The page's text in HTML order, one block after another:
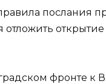
послания
открытие
фронте к